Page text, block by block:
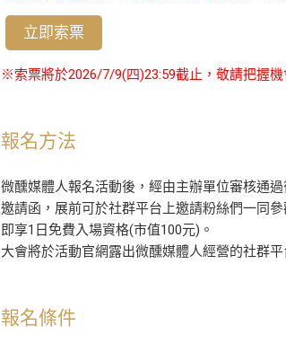
立即索票
※索票將於2026/7/9(四)23:59截止，敬請把握機
報名方法
微醺媒體人報名活動後，經由主辦單位審核通
邀請函，展前可於社群平台上邀請粉絲們一同
即享1日免費入場資格(市值100元)。
大會將於活動官網露出微醺媒體人經營的社群
報名條件